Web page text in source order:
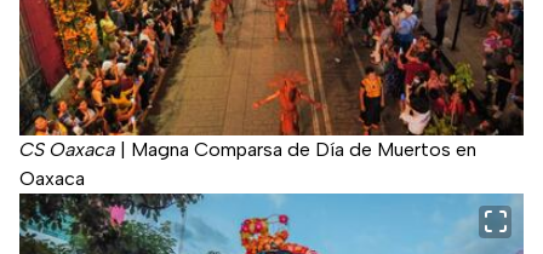
CS Oaxaca | Magna Comparsa de Día de Muertos en
Oaxaca